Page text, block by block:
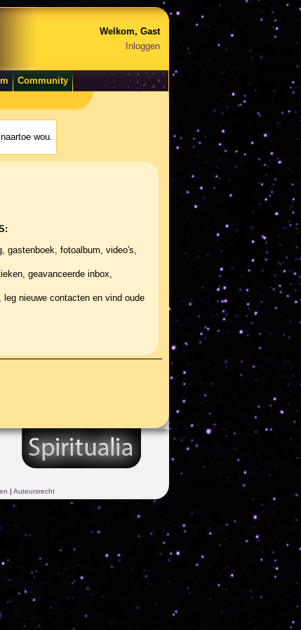
Welkom, Gast
Inloggen
Community
wou.
gastenboek, fotoalbum, video's,
geavanceerde inbox,
leg nieuwe contacten en vind oude
| Auteursrecht